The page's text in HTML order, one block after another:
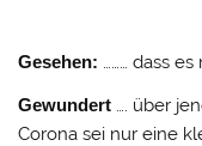
Gesehen: ……… dass
Gewundert …. über
Corona sei nur eine